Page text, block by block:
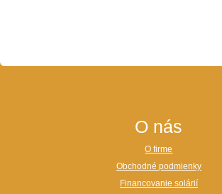
O nás
O firme
Obchodné podmienky
Financovanie solárií